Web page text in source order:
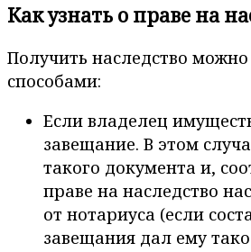
Как узнать о праве на
Получить наследство
способами:
Если владелец
завещание. В этом
такого документа и,
праве на наследство
от нотариуса (если
завещания дал ему